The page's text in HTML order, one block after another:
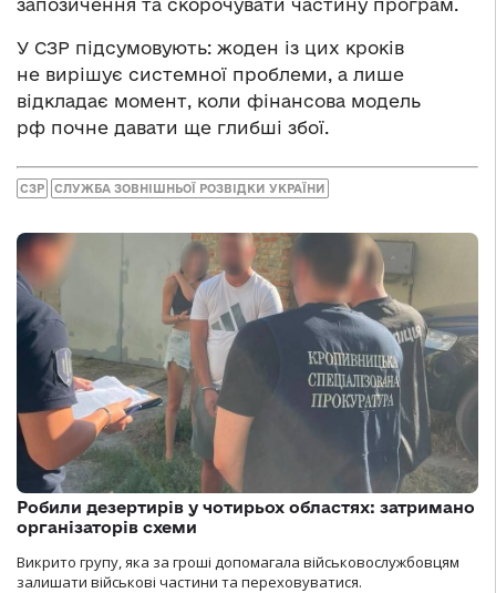
У СЗР підсумовують: жоден із цих кроків
не вирішує системної проблеми, а лише
відкладає момент, коли фінансова модель
рф почне давати ще глибші збої.
СЗР СЛУЖБА ЗОВНІШНЬОЇ РОЗВІДКИ УКРАЇНИ
Робили дезертирів у чотирьох областях: затримано
організаторів схеми
Викрито групу, яка за гроші допомагала військовослужбовцям
залишати військові частини та переховуватися.